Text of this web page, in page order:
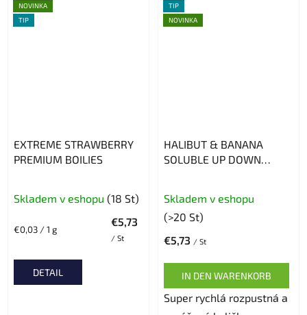
NOVINKA
TIP
EXTREME STRAWBERRY
PREMIUM BOILIES
Skladem v eshopu (18 St)
€5,73
/ St
Verkaufspreis:
€0,03 / 1 g
DETAIL
TIP
NOVINKA
HALIBUT & BANANA
SOLUBLE UP DOWN
Skladem v eshopu
(>20 St)
€5,73 / St
IN DEN WARENKORB
Super rychlá rozpustná a